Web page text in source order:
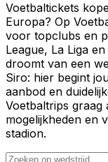
Voetbaltickets
Europa? Op
voor topclubs en
League, La Liga
droomt van een
Siro: hier begint
aanbod en
Voetbaltrips graag
mogelijkheden en
stadion.